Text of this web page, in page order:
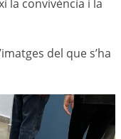
la convivència i la
del que s’ha